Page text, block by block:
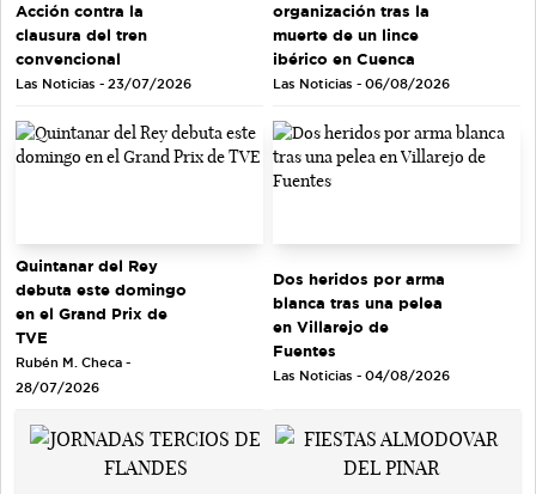
Acción contra la
clausura del tren
convencional
Las Noticias - 23/07/2026
organización tras la
muerte de un lince
ibérico en Cuenca
Las Noticias - 06/08/2026
Quintanar del Rey
debuta este domingo
en el Grand Prix de
TVE
Rubén M. Checa -
28/07/2026
Dos heridos por arma
blanca tras una pelea
en Villarejo de
Fuentes
Las Noticias - 04/08/2026